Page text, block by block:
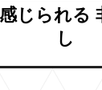
じられる
し